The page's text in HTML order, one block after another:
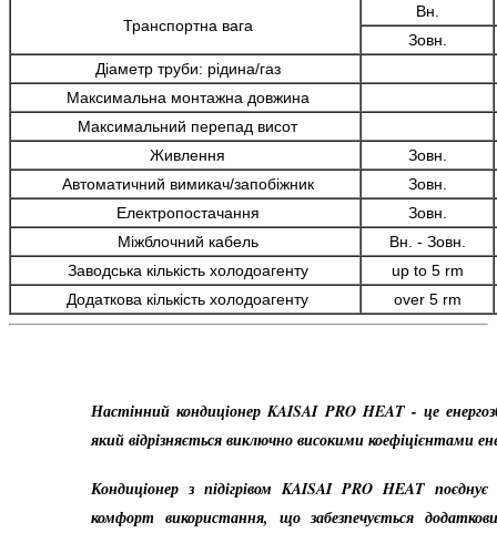
Транспортна вага
Вн.
Зовн.
Діаметр труби: рідина/газ
Максимальна монтажна довжина
Максимальний перепад висот
Живлення
Зовн.
Автоматичний вимикач/запобіжник
Зовн.
Електропостачання
Зовн.
Міжблочний кабель
Вн. - Зовн.
Заводська кількість холодоагенту
up to 5 rm
Додаткова кількість холодоагенту
over 5 rm
Настінний кондиціонерKAISAI PRO HEAT- це
який відрізняється виключно високими коефіцієнтами
Кондиціонер з підігрівомKAISAI PRO HEATпоєднує
комфорт використання, що забезпечується